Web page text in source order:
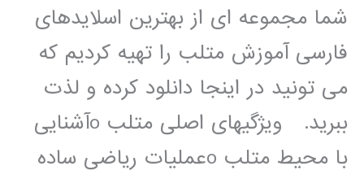
شما مجموعه ای از بهترین اسلایدهای
فارسی آموزش متلب را تهیه کردیم که
می تونید در اینجا دانلود کرده و لذت
ببرید. ویژگیهای اصلی متلب oآشنایی
با محیط متلب oعملیات ریاضی ساده